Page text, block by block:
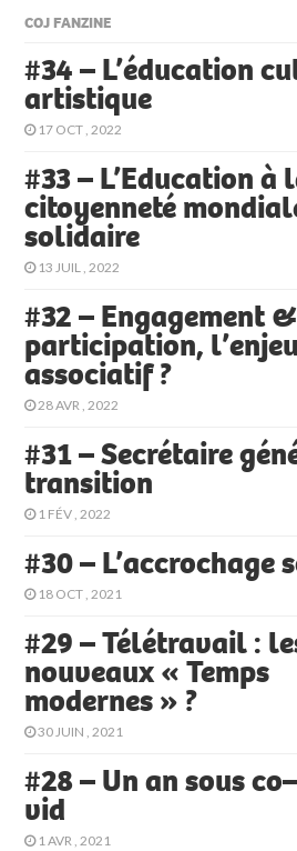
COJ FANZINE
#34 – L’éducation
artistique
17 OCT , 2022
#33 – L’Education à
citoyenneté
solidaire
13 JUIL , 2022
#32 – Engagement &
participation, l’enjeu
associatif ?
28 AVR , 2022
#31 – Secrétaire
transition
1 FÉV , 2022
#30 – L’accrochage
18 OCT , 2021
#29 – Télétravail :
nouveaux « Temps
modernes » ?
30 JUIN , 2021
#28 – Un an sous
vid
1 AVR , 2021